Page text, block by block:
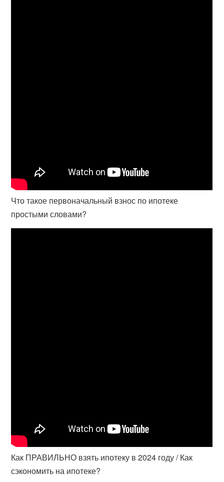
Что такое первоначальный взнос по ипотеке
простыми словами?
Как ПРАВИЛЬНО взять ипотеку в 2024 году / Как
сэкономить на ипотеке?